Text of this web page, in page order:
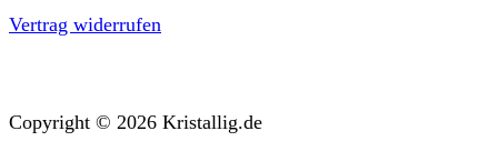
Vertrag widerrufen
Copyright © 2026 Kristallig.de